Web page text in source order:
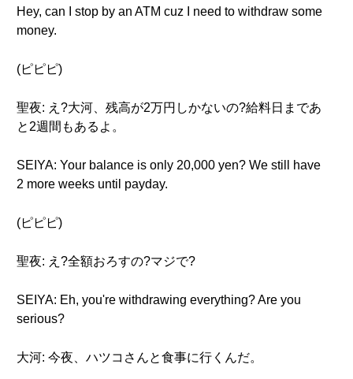
Hey, can I stop by an ATM cuz I need to withdraw some
money.
(ピピピ)
聖夜: え?大河、残高が2万円しかないの?給料日まであ
と2週間もあるよ。
SEIYA: Your balance is only 20,000 yen? We still have
2 more weeks until payday.
(ピピピ)
聖夜: え?全額おろすの?マジで?
SEIYA: Eh, you're withdrawing everything? Are you
serious?
大河: 今夜、ハツコさんと食事に行くんだ。